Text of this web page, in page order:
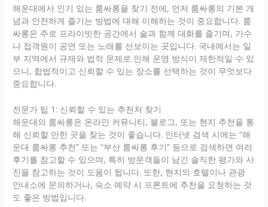
해운대에서 인기 있는 룸싸롱을 찾기 전에, 먼저 룸싸롱의 기본 개
념과 안전하게 즐기는 방법에 대해 이해하는 것이 중요합니다. 룸
싸롱은 주로 프라이빗한 공간에서 술과 함께 대화를 즐기며, 가수
나 접객원이 공연 또는 노래를 선보이는 곳입니다. 국내에서는 일
부 지역에서 규제와 법적 문제로 인해 운영 방식이 제한적일 수 있
으니, 합법적이고 신뢰할 수 있는 장소를 선택하는 것이 무엇보다
중요합니다.
전문가 팁 1: 신뢰할 수 있는 추천처 찾기
해운대의 룸싸롱은 온라인 커뮤니티, 블로그, 또는 현지 추천을 통
해 신뢰할 만한 곳을 찾는 것이 좋습니다. 인터넷 검색 시에는 “해
운대 룸싸롱 추천” 또는 “부산 룸싸롱 후기” 등으로 검색하면 여러
후기를 참고할 수 있으며, 특히 방문객들이 남긴 솔직한 평가와 사
진을 참고하는 것이 도움이 됩니다. 또한, 현지의 호텔이나 관광
안내소에 문의하거나, 숙소 예약 시 프론트에 추천을 요청하는 것
도 좋은 방법입니다.